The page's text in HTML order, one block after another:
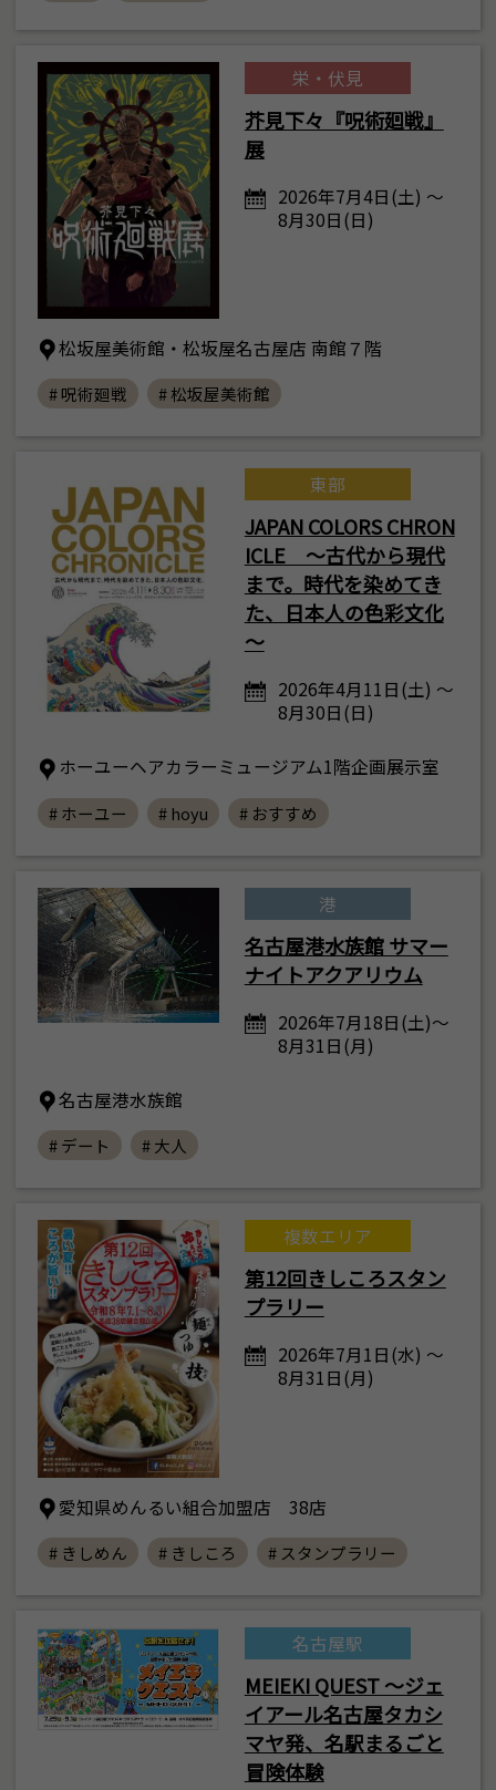
栄・伏見
芥見下々『呪術廻戦』
展
2026年7月4日(土) ～
8月30日(日)
松坂屋美術館・松坂屋名古屋店 南館７階
# 呪術廻戦 # 松坂屋美術館
東部
JAPAN COLORS CHRON
ICLE ～古代から現代
まで。時代を染めてき
た、日本人の色彩文化
～
2026年4月11日(土) ～
8月30日(日)
ホーユーヘアカラーミュージアム1階企画展示室
# ホーユー # hoyu # おすすめ
港
名古屋港水族館 サマー
ナイトアクアリウム
2026年7月18日(土)～
8月31日(月)
名古屋港水族館
# デート # 大人
複数エリア
第12回きしころスタン
プラリー
2026年7月1日(水) ～
8月31日(月)
愛知県めんるい組合加盟店 38店
# きしめん # きしころ # スタンプラリー
名古屋駅
MEIEKI QUEST ～ジェ
イアール名古屋タカシ
マヤ発、名駅まるごと
冒険体験